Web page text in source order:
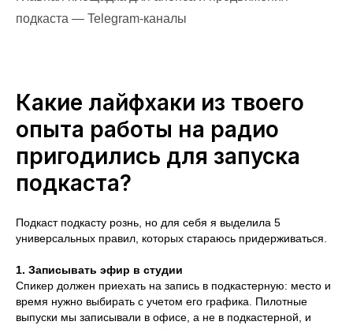
подкаста — Telegram-каналы
Какие лайфхаки из твоего
опыта работы на радио
пригодились для запуска
подкаста?
Подкаст подкасту рознь, но для себя я выделила 5
универсальных правил, которых стараюсь придерживаться.
1. Записывать эфир в студии
Спикер должен приехать на запись в подкастерную: место и
время нужно выбирать с учетом его графика. Пилотные
выпуски мы записывали в офисе, а не в подкастерной, и